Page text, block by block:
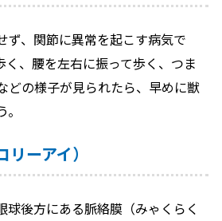
ず、関節に異常を起こす病気で
く、腰を左右に振って歩く、つま
どの様子が見られたら、早めに獣
ーアイ）
球後方にある脈絡膜（みゃくらく